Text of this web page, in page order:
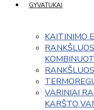
GYVATUKAI
KAITINIMO
VARINIAI
KARŠTO